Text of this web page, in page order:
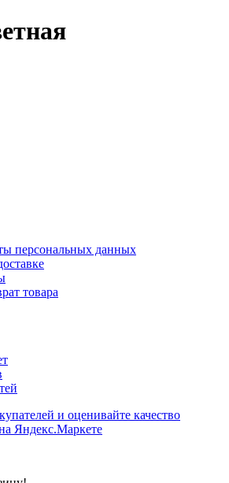
персональных данных
товара